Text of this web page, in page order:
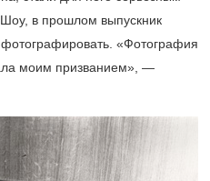
в прошлом выпускник
«Фотография
моим призванием», —